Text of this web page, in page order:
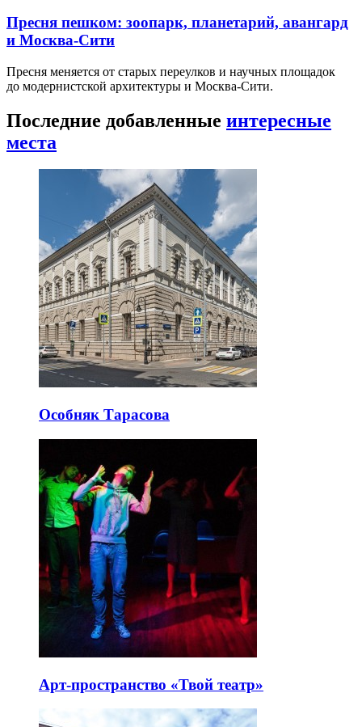
Пресня пешком: зоопарк, планетарий, авангард
и Москва-Сити
Пресня меняется от старых переулков и научных площадок
до модернистской архитектуры и Москва-Сити.
Последние добавленные интересные
места
Особняк Тарасова
Арт-пространство «Твой театр»